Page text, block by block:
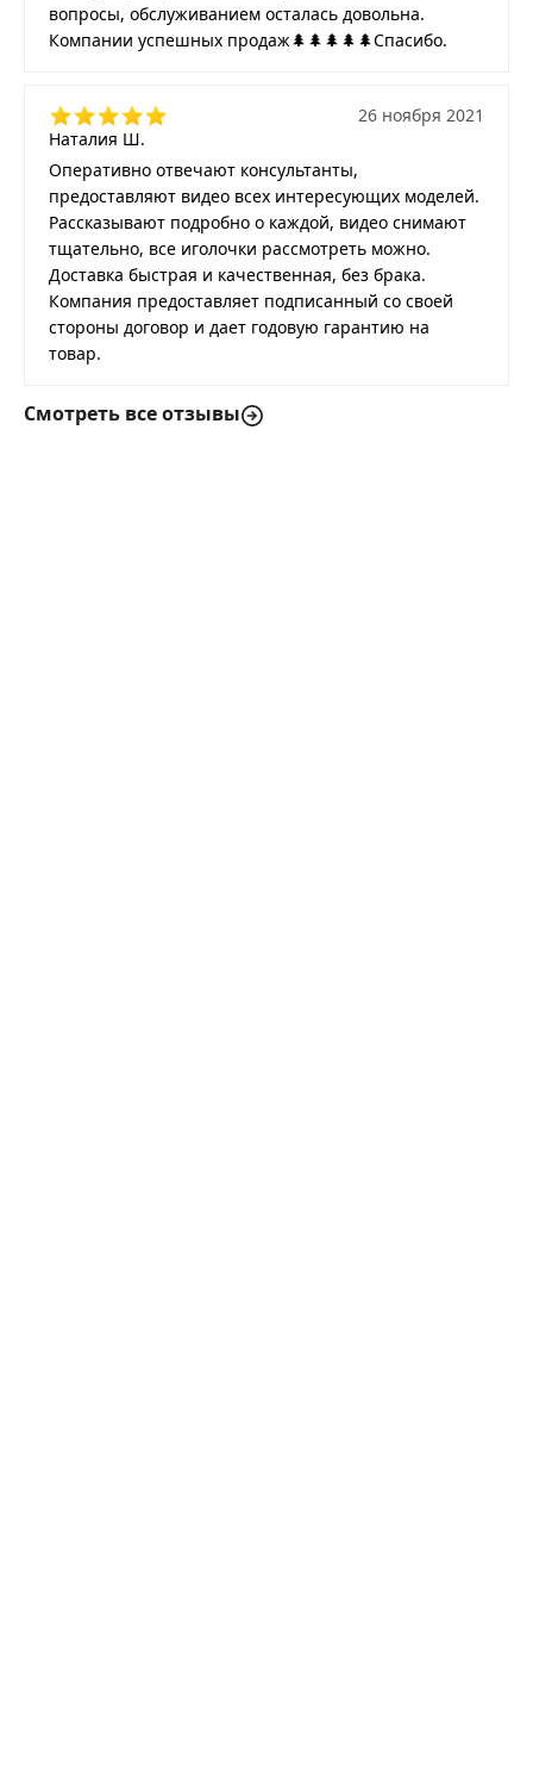
вопросы, обслуживанием осталась довольна.
Компании успешных продаж🌲🌲🌲🌲🌲Спасибо.
Наталия Ш.
26 ноября 2021
Оперативно отвечают консультанты,
предоставляют видео всех интересующих моделей.
Рассказывают подробно о каждой, видео снимают
тщательно, все иголочки рассмотреть можно.
Доставка быстрая и качественная, без брака.
Компания предоставляет подписанный со своей
стороны договор и дает годовую гарантию на
товар.
Смотреть все отзывы